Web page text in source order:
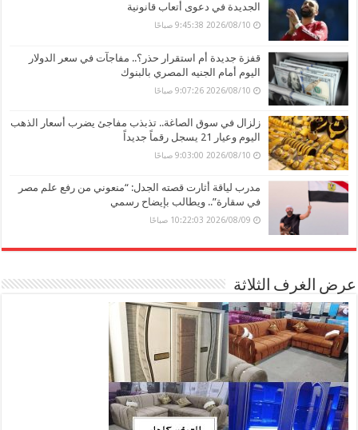
الجديدة في دعوى أتعاب قانونية
2026/08/10 9:45:38 صباحًا
قفزة جديدة أم استقرار حذر؟.. مفاجآت في سعر الدولار
اليوم أمام الجنيه المصري بالبنوك
2026/08/10 9:07:26 صباحًا
زلزال في سوق الصاغة.. تذبذب مفاجئ يضرب أسعار الذهب
اليوم وعيار 21 يسجل رقماً جديداً
2026/08/10 9:03:00 صباحًا
مدرب لياقة أثارت قصته الجدل: “منعوني من رفع علم مصر
في سقارة”.. ويطالب بإيضاح رسمي
2026/08/09 10:22:03 صباحًا
عرض الغرف الثلاثة